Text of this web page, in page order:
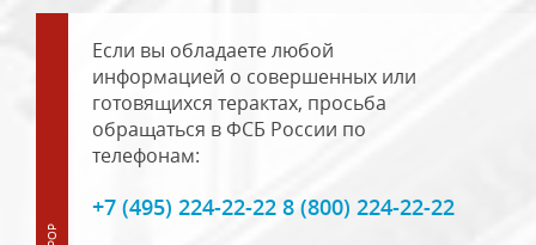
Если вы обладаете любой
информацией о совершенных или
готовящихся терактах, просьба
обращаться в ФСБ России по
телефонам:
+7 (495) 224-22-22 8 (800) 224-22-22